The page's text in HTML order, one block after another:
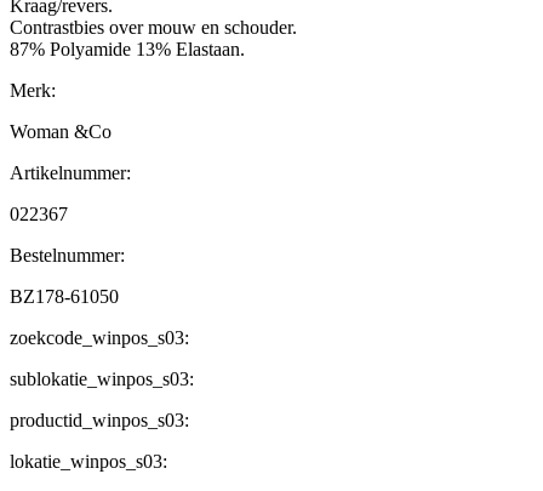
Kraag/revers.
Contrastbies over mouw en schouder.
87% Polyamide 13% Elastaan.
Merk:
Woman &Co
Artikelnummer:
022367
Bestelnummer:
BZ178-61050
zoekcode_winpos_s03:
sublokatie_winpos_s03:
productid_winpos_s03:
lokatie_winpos_s03: